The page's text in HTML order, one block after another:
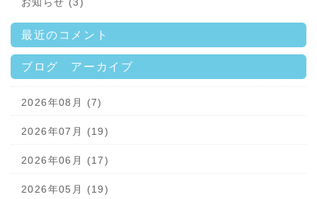
お知らせ (3)
最近のコメント
ブログ アーカイブ
2026年08月 (7)
2026年07月 (19)
2026年06月 (17)
2026年05月 (19)